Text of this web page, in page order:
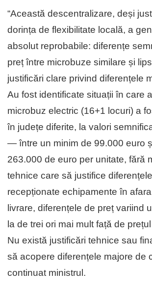
“Această descentralizare, deși
dorința de flexibilitate locală, a
absolut reprobabile: diferențe
preț între microbuze similare și
justificări clare privind diferențele
Au fost identificate situații în care
microbuz electric (16+1 locuri) a
în județe diferite, la valori
— între un minim de 99.000 euro
263.000 de euro per unitate, fără
tehnice care să justifice
recepționate echipamente în
livrare, diferențele de preț variind
la de trei ori mai mult față de
Nu există justificări tehnice sau
să acopere diferențele majore de
continuat ministrul.